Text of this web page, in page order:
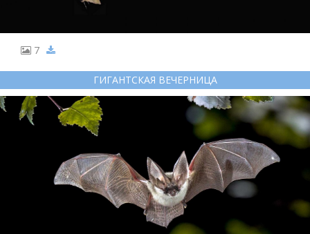
7
ГИГАНТСКАЯ ВЕЧЕРНИЦА